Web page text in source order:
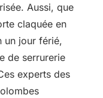
Aussi, que
claquée en
un jour férié,
de serrurerie
experts des